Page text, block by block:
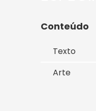
Conteúdo
Texto
Arte